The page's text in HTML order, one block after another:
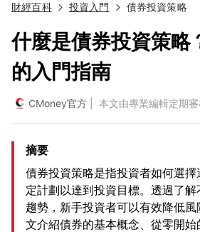
財經百科 投資入門 債券投資策略
什麼是債券投資策略
的入門指南
CMoney官方 | 本文由專業編輯定期
摘要
債券投資策略是指投資者如何選
定計劃以達到投資目標。透過了
趨勢，新手投資者可以有效降低
文介紹債券的基本概念、從零開